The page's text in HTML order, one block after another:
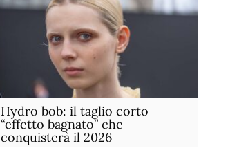
Hydro bob: il taglio corto
“effetto bagnato” che
conquisterà il 2026